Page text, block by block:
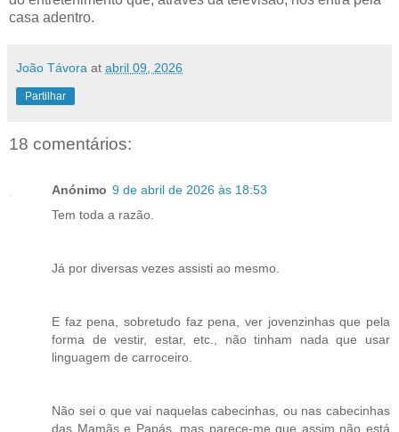
casa adentro.
João Távora at abril 09, 2026
Partilhar
18 comentários:
Anónimo 9 de abril de 2026 às 18:53
Tem toda a razão.
Já por diversas vezes assisti ao mesmo.
E faz pena, sobretudo faz pena, ver jovenzinhas que pela
forma de vestir, estar, etc., não tinham nada que usar
linguagem de carroceiro.
Não sei o que vai naquelas cabecinhas, ou nas cabecinhas
das Mamãs e Papás, mas parece-me que assim não está